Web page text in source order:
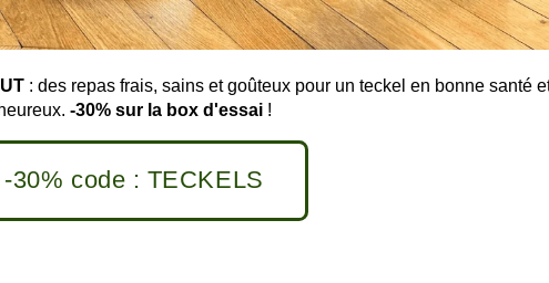
: des repas frais, sains et goûteux pour un teckel en bonne santé
heureux. -30% sur la box d'essai !
-30% code : TECKELS